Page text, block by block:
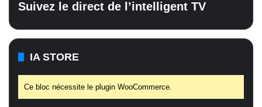
Suivez le direct de l’intelligent TV
IA STORE
Ce bloc nécessite le plugin WooCommerce.